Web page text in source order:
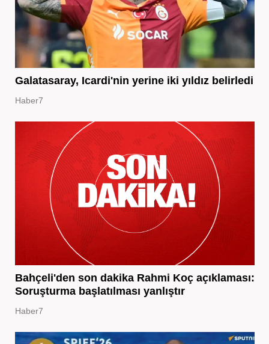
Galatasaray, Icardi'nin yerine iki yıldız belirledi
Haber7
Bahçeli'den son dakika Rahmi Koç açıklaması:
Soruşturma başlatılması yanlıştır
Haber7